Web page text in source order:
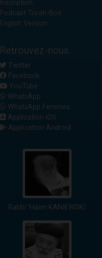
Inscription
Podcast Torah-Box
English Version
Retrouvez-nous...
Twitter
Facebook
YouTube
WhatsApp
WhatsApp Femmes
Application iOS
Application Android
Rabbi 'Haïm KANIEWSKI